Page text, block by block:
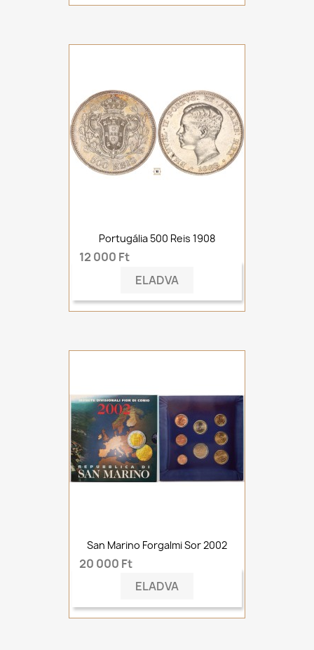
Portugália 500 Reis 1908
12 000 Ft
ELADVA
San Marino Forgalmi Sor 2002
20 000 Ft
ELADVA